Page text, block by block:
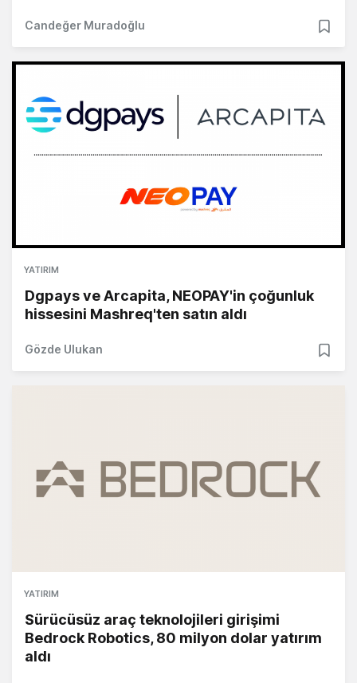
Candeğer Muradoğlu
YATIRIM
Dgpays ve Arcapita, NEOPAY'in çoğunluk
hissesini Mashreq'ten satın aldı
Gözde Ulukan
YATIRIM
Sürücüsüz araç teknolojileri girişimi
Bedrock Robotics, 80 milyon dolar yatırım
aldı